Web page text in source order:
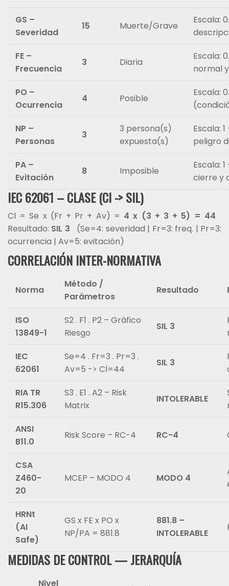
GS –
Severidad
15 Muerte/Grave
Escala:
FE –
Frecuencia
3 Diaria
Escala:
normal
PO –
Ocurrencia
4 Posible
Escala:
NP –
Personas
3
3 persona(s)
expuesta(s)
Escala:
peligro
PA –
Evitación
8 Imposible
Escala:
cierre y
IEC 62061 – CLASE (Cl -> SIL)
Cl = Se x (Fr + Pr + Av) = 4 x (3 + 3 + 5) = 44
Resultado: SIL 3 (Se=4: severidad | Fr=3: freq. | Pr=3:
ocurrencia | Av=5: evitación)
CORRELACIÓN INTER-NORMATIVA
Norma
Método /
Parámetros
Resultado
ISO
13849-1
S2 . F1 . P2 – Gráfico
Riesgo
SIL 3
IEC
62061
Se=4 . Fr=3 . Pr=3 .
Av=5 -> Cl=44
SIL 3
RIA TR
R15.306
S3 . E1 . A2 – Risk
Matrix
INTOLERABLE
ANSI
B11.0
Risk Score – RC-4 RC-4
CSA
Z460-
20
MCEP – MODO 4 MODO 4
HRNt
(AI
Safe)
GS x FE x PO x
NP/PA = 881.8
881.8 –
INTOLERABLE
MEDIDAS DE CONTROL — JERARQUÍA
Nivel